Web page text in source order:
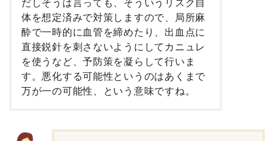
だしそうは言っても、そういうリスク自
体を想定済みで対策しますので、局所麻
酔で一時的に血管を締めたり、出血点に
直接鋭針を刺さないようにしてカニュレ
を使うなど、予防策を凝らして行いま
す。悪化する可能性というのはあくまで
万が一の可能性、という意味ですね。